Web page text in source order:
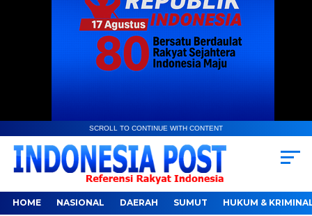
SCROLL TO CONTINUE WITH CONTENT
HOME NASIONAL DAERAH SUMUT HUKUM &